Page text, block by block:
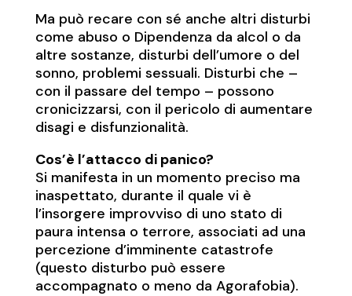
Ma può recare con sé anche altri disturbi
come abuso o Dipendenza da alcol o da
altre sostanze, disturbi dell’umore o del
sonno, problemi sessuali. Disturbi che –
con il passare del tempo – possono
cronicizzarsi, con il pericolo di aumentare
disagi e disfunzionalità.
Cos’è l’attacco di panico?
Si manifesta in un momento preciso ma
inaspettato, durante il quale vi è
l’insorgere improvviso di uno stato di
paura intensa o terrore, associati ad una
percezione d’imminente catastrofe
(questo disturbo può essere
accompagnato o meno da Agorafobia).